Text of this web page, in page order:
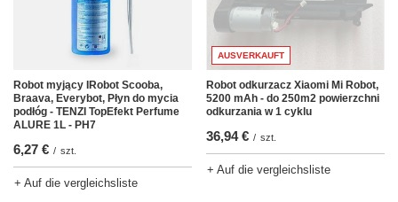
Robot myjący IRobot Scooba,
Braava, Everybot, Płyn do mycia
podłóg - TENZI TopEfekt Perfume
ALURE 1L - PH7
6,27 € / szt.
+ Auf die vergleichsliste
AUSVERKAUFT
Robot odkurzacz Xiaomi Mi Robot,
5200 mAh - do 250m2 powierzchni
odkurzania w 1 cyklu
36,94 € / szt.
+ Auf die vergleichsliste